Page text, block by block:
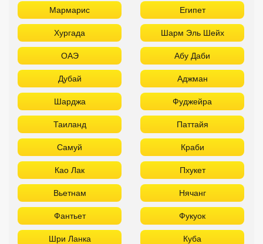
Мармарис Египет
Хургада Шарм Эль Шейх
ОАЭ Абу Даби
Дубай Аджман
Шарджа Фуджейра
Таиланд Паттайя
Самуй Краби
Као Лак Пхукет
Вьетнам Нячанг
Фантьет Фукуок
Шри Ланка Куба